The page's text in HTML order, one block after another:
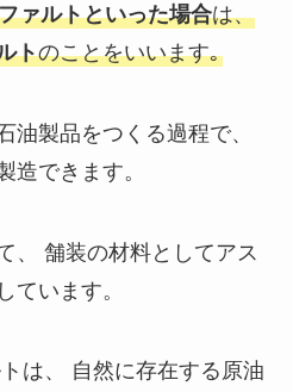
ァルトといった場合は、
トのことをいいます｡
油製品をつくる過程で、
造できます。
、 舗装の材料としてアス
ています。
は、 自然に存在する原油